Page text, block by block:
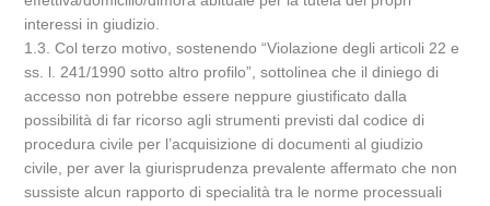
interessi in giudizio.
1.3. Col terzo motivo, sostenendo “Violazione degli articoli 22 e
ss. l. 241/1990 sotto altro profilo”, sottolinea che il diniego di
accesso non potrebbe essere neppure giustificato dalla
possibilità di far ricorso agli strumenti previsti dal codice di
procedura civile per l’acquisizione di documenti al giudizio
civile, per aver la giurisprudenza prevalente affermato che non
sussiste alcun rapporto di specialità tra le norme processuali